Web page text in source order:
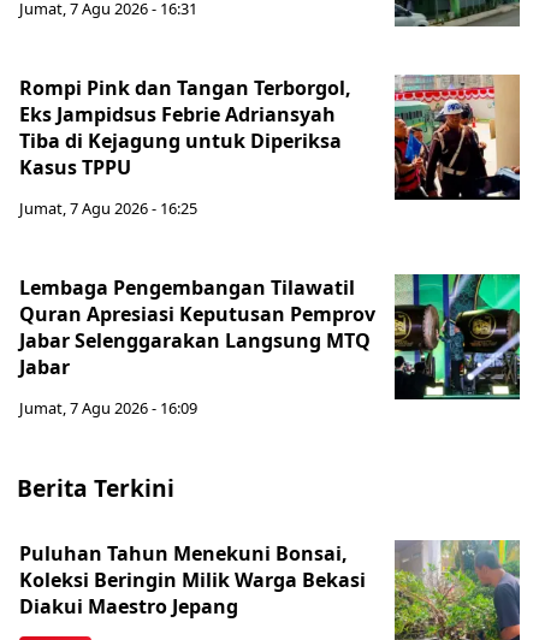
Jumat, 7 Agu 2026 - 16:31
Rompi Pink dan Tangan Terborgol,
Eks Jampidsus Febrie Adriansyah
Tiba di Kejagung untuk Diperiksa
Kasus TPPU
Jumat, 7 Agu 2026 - 16:25
Lembaga Pengembangan Tilawatil
Quran Apresiasi Keputusan Pemprov
Jabar Selenggarakan Langsung MTQ
Jabar
Jumat, 7 Agu 2026 - 16:09
Berita Terkini
Puluhan Tahun Menekuni Bonsai,
Koleksi Beringin Milik Warga Bekasi
Diakui Maestro Jepang